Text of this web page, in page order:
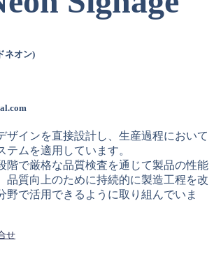
ネオン)
ザインを直接設計し、生産過程において
テムを適用しています。
階で厳格な品質検査を通じて製品の性能
品質向上のために持続的に製造工程を改
野で活用できるように取り組んでいま
せ